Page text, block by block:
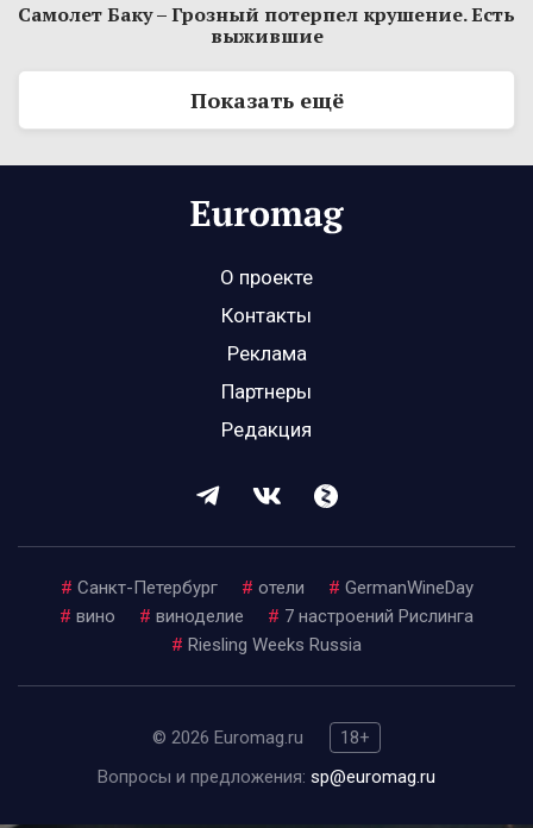
Самолет Баку – Грозный потерпел крушение. Есть
выжившие
Показать ещё
О проекте
Контакты
Реклама
Партнеры
Редакция
# Санкт-Петербург # отели # GermanWineDay
# вино # виноделие # 7 настроений Рислинга
# Riesling Weeks Russia
© 2026 Euromag.ru
18+
Вопросы и предложения: sp@euromag.ru